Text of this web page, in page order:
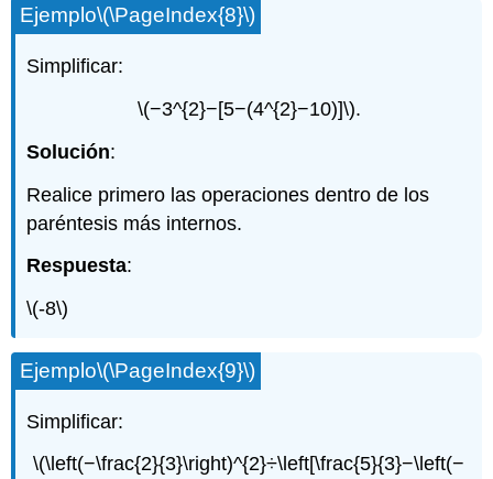
Ejemplo\(\PageIndex{8}\)
Simplificar:
\(−3^{2}−[5−(4^{2}−10)]\).
Solución:
Realice primero las operaciones dentro de los
paréntesis más internos.
Respuesta:
\(-8\)
Ejemplo\(\PageIndex{9}\)
Simplificar:
\(\left(−\frac{2}{3}\right)^{2}÷\left[\frac{5}{3}−\left(−